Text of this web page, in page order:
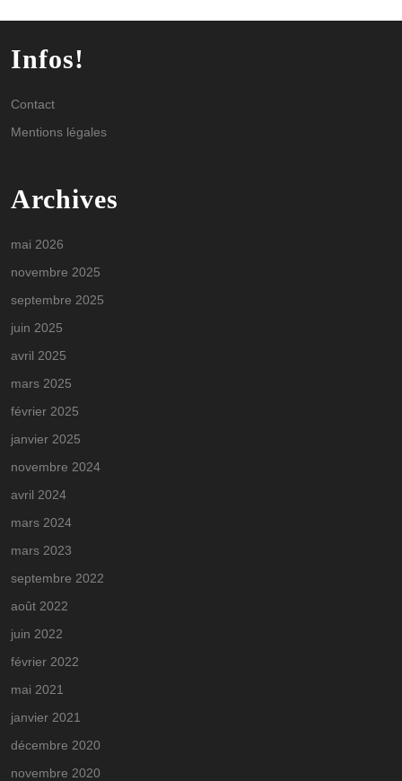
Infos!
Contact
Mentions légales
Archives
mai 2026
novembre 2025
septembre 2025
juin 2025
avril 2025
mars 2025
février 2025
janvier 2025
novembre 2024
avril 2024
mars 2024
mars 2023
septembre 2022
août 2022
juin 2022
février 2022
mai 2021
janvier 2021
décembre 2020
novembre 2020